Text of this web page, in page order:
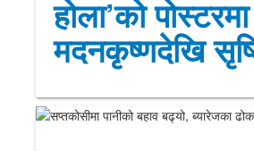
होला’को पोस्टरमा
मदनकृष्णदेखि